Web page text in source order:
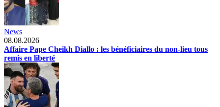
News
08.08.2026
Affaire Pape Cheikh Diallo : les bénéficiaires du non-lieu tous
remis en liberté